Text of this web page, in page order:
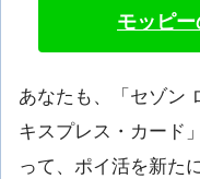
モッピ
あなたも、「セゾン
キスプレス・カード
って、ポイ活を新た